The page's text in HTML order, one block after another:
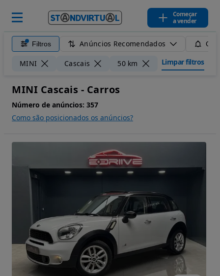
Começar
a vender
Filtros Anúncios Recomendados
MINI Cascais 50 km Limpar filtros
MINI Cascais - Carros
Número de anúncios: 357
Como são posicionados os anúncios?